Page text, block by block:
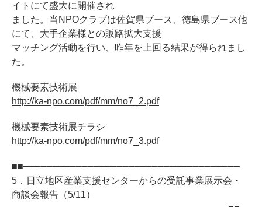
イトにて盛大に開催され
ました。当NPOクラブは佐賀県ブース、徳島県ブース他
にて、大手企業様との販路拡大支援
マッチング活動を行い、昨年を上回る結果が得られまし
た。
機械要素技術展
http://ka-npo.com/pdf/mm/no7_2.pdf
機械要素技術展チラシ
http://ka-npo.com/pdf/mm/no7_3.pdf
■■━━━━━━━━━━━━━━━━━━━━━━━━━━━━━━━━━━━━━
5．日立地区産業支援センターからの受託事業展示会・
商談会報告（5/11）